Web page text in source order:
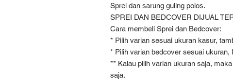
Sprei dan sarung guling polos.
SPREI DAN BEDCOVER DIJUAL
Cara membeli Sprei dan Bedcover:
* Pilih varian sesuai ukuran kasur,
* Pilih varian bedcover sesuai ukuran,
** Kalau pilih varian ukuran saja,
saja.